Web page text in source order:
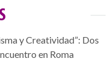
y Creatividad”: Dos
en Roma